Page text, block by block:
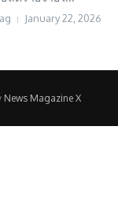
January 22, 2026
News Magazine X